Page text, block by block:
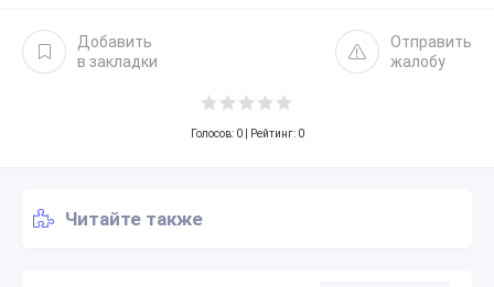
Добавить
в закладки
Отправить
жалобу
Голосов: 0| Рейтинг: 0
Читайте также